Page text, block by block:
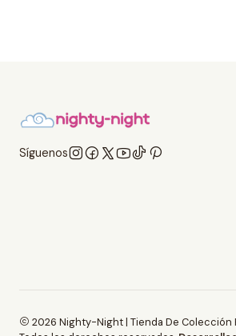
Síguenos
2026 Nighty-Night | Tienda De Colección